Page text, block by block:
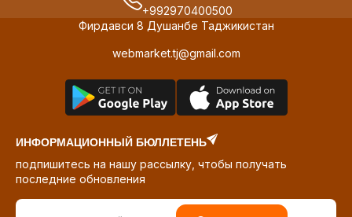
+992970400500
Фирдавси 8 Душанбе Таджикистан
webmarket.tj@gmail.com
ИНФОРМАЦИОННЫЙ БЮЛЛЕТЕНЬ
подпишитесь на нашу рассылку, чтобы получать
последние обновления